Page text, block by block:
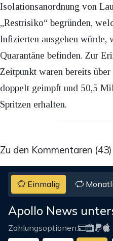
Isolationsanordnung von
„Restrisiko“ begründen,
Infizierten ausgehen würde,
Quarantäne befinden. Zur
Zeitpunkt waren bereits
doppelt geimpft und 50,5
Spritzen erhalten.
Zu den Kommentaren (43)
Einmalig
Apollo News
Zahlungsoptionen: